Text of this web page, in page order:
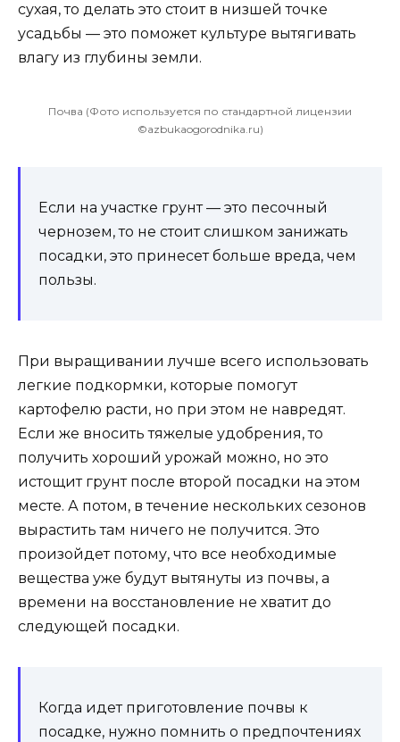
сухая, то делать это стоит в низшей точке
усадьбы — это поможет культуре вытягивать
влагу из глубины земли.
Почва (Фото используется по стандартной лицензии
©azbukaogorodnika.ru)
Если на участке грунт — это песочный
чернозем, то не стоит слишком занижать
посадки, это принесет больше вреда, чем
пользы.
При выращивании лучше всего использовать
легкие подкормки, которые помогут
картофелю расти, но при этом не навредят.
Если же вносить тяжелые удобрения, то
получить хороший урожай можно, но это
истощит грунт после второй посадки на этом
месте. А потом, в течение нескольких сезонов
вырастить там ничего не получится. Это
произойдет потому, что все необходимые
вещества уже будут вытянуты из почвы, а
времени на восстановление не хватит до
следующей посадки.
Когда идет приготовление почвы к
посадке, нужно помнить о предпочтениях